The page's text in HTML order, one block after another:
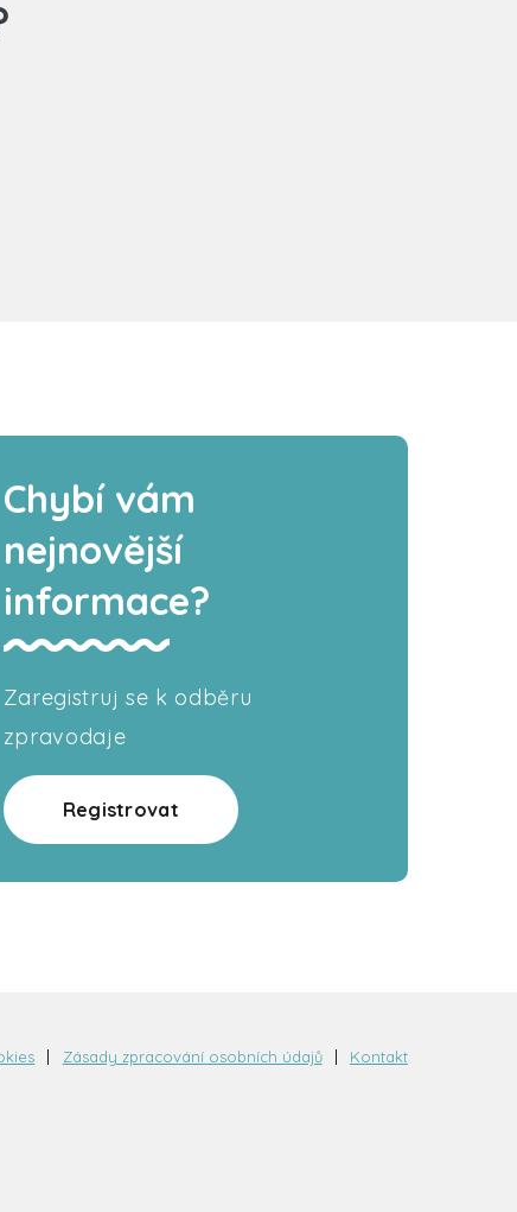
Chybí vám
nejnovější
informace?
Zaregistruj se k odběru
zpravodaje
Registrovat
Zásady zpracování osobních údajů Kontakt